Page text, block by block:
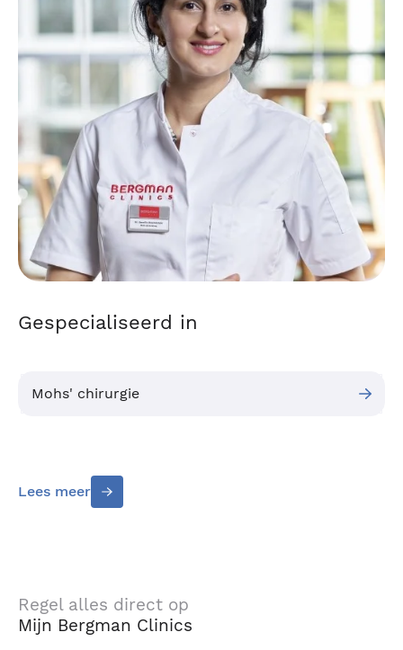
Gespecialiseerd in
Mohs' chirurgie
Lees meer
Regel alles direct op
Mijn Bergman Clinics